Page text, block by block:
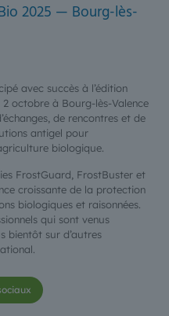
2025 — Bourg-lès-
avec succès à l’édition
2 octobre à Bourg-lès-Valence
de rencontres et de
antigel pour
biologique.
FrostGuard, FrostBuster et
croissante de la protection
biologiques et raisonnées.
qui sont venus
bientôt sur d’autres